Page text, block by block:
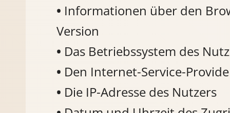
Informationen über den
Version
Das Betriebssystem des
Den Internet-Service-
Die IP-Adresse des Nutzers